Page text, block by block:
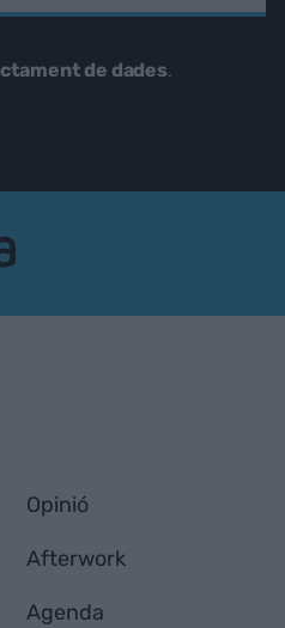
de dades.
Opinió
Afterwork
Agenda